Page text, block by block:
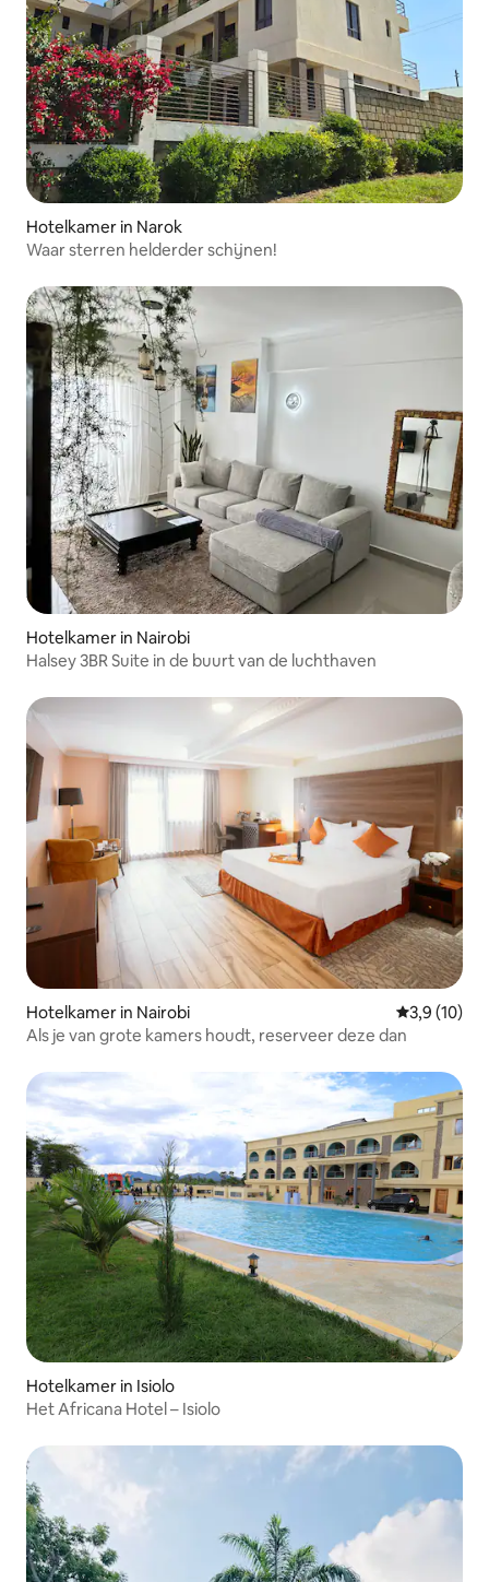
Hotelkamer in Narok
Waar sterren helderder schijnen!
Hotelkamer in Nairobi
Halsey 3BR Suite in de buurt van de luchthaven
Hotelkamer in Nairobi
3,9 (10)
Als je van grote kamers houdt, reserveer deze dan
Hotelkamer in Isiolo
Het Africana Hotel – Isiolo